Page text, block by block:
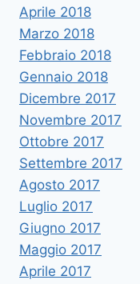
Aprile 2018
Marzo 2018
Febbraio 2018
Gennaio 2018
Dicembre 2017
Novembre 2017
Ottobre 2017
Settembre 2017
Agosto 2017
Luglio 2017
Giugno 2017
Maggio 2017
Aprile 2017